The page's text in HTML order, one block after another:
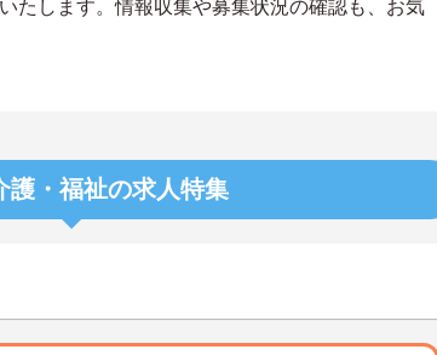
たします。情報収集や募集状況の確認も、お気
護・福祉の求人特集